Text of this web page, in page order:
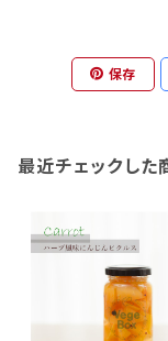
保存
最近チェックした